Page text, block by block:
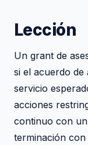
Lección
Un grant de
si el acuerdo de
servicio
acciones
continuo con
terminación con